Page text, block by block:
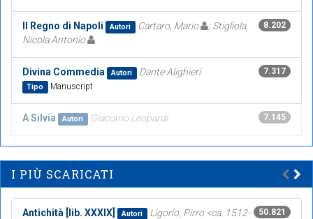
8.202
Il Regno di Napoli Autori Cartaro, Mario
; Stigliola,
Nicola Antonio
7.317
Divina Commedia Autori Dante Alighieri
Tipo Manuscript
7.145
A Silvia Autori Giacomo Leopardi
I PIÙ SCARICATI
50.821
Antichità [lib. XXXIX] Autori
Ligorio, Pirro <ca. 1512-